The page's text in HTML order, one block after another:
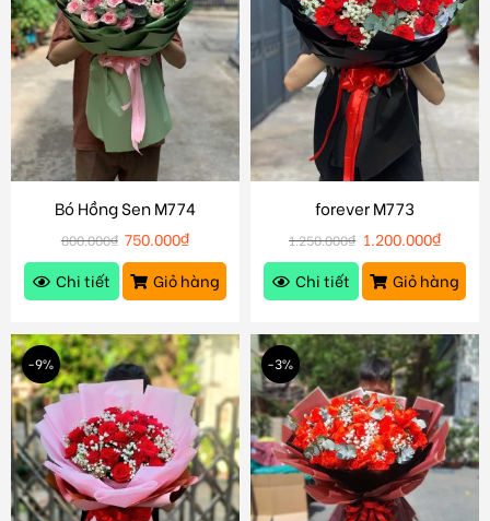
Bó Hồng Sen M774
800.000₫ 750.000₫
Chi tiết
Giỏ hàng
forever M773
1.250.000₫ 1.200.000₫
Chi tiết
Giỏ hàng
-9% -3%